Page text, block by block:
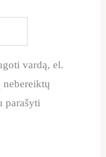
vardą, el.
nebereiktų
parašyti